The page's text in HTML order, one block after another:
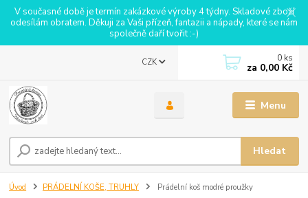
V současné době je termín zakázkové výroby 4 týdny. Skladové zboží
odesílám obratem. Děkuji za Vaši přízeň, fantazii a nápady, které se nám
společně daří tvořit :-)
Menu
CZK
Hledat
0 ks
za 0,00 Kč
Úvod PRÁDELNÍ KOŠE, TRUHLY Prádelní koš modré proužky